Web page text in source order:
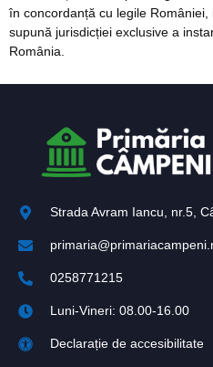
în concordanță cu legile
supună jurisdicției exclusive a
România.
Strada Avram Iancu, nr.5,
0258771215
Luni-Vineri: 08.00-16.00
Declarație de accesibilitate